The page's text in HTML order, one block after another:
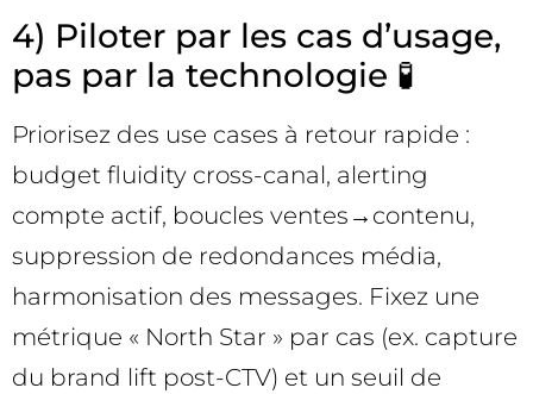
4) Piloter par les cas d’usage,
pas par la technologie 🧪
Priorisez des use cases à retour rapide :
budget fluidity cross-canal, alerting
compte actif, boucles ventes→contenu,
suppression de redondances média,
harmonisation des messages. Fixez une
métrique « North Star » par cas (ex. capture
du brand lift post-CTV) et un seuil de